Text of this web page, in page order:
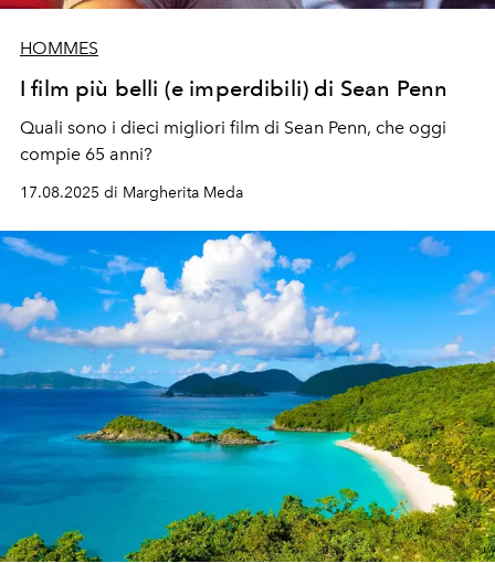
HOMMES
I film più belli (e imperdibili) di Sean Penn
Quali sono i dieci migliori film di Sean Penn, che oggi
compie 65 anni?
17.08.2025 di Margherita Meda